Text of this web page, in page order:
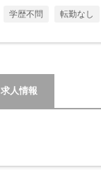
学歴不問 転勤なし
求人情報